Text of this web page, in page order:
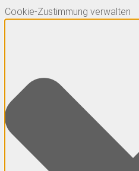
Cookie-Zustimmung verwalten